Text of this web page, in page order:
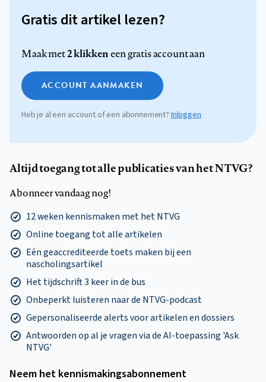
Gratis dit artikel lezen?
Maak met2 klikkeneen gratis account aan
ACCOUNT AANMAKEN
Heb je al een account of een abonnement? Inloggen
Altijd toegang tot alle publicaties van het NTVG?
Abonneer vandaag nog!
12 weken kennismaken met het NTVG
Online toegang tot alle artikelen
Eén geaccrediteerde toets maken bij een
nascholingsartikel
Het tijdschrift 3 keer in de bus
Onbeperkt luisteren naar de NTVG-podcast
Gepersonaliseerde alerts voor artikelen en dossiers
Antwoorden op al je vragen via de AI-toepassing 'Ask
NTVG'
Neem het kennismakings­abonnement